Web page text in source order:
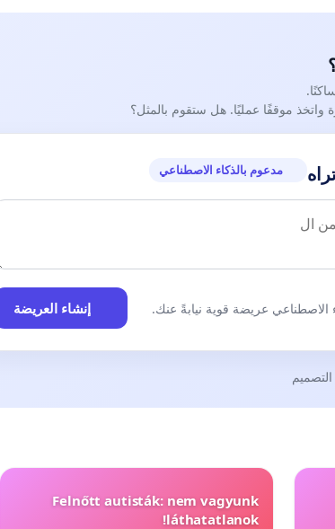
واتخذ موقفًا عمليًا. هل ستقوم بالمثل؟
مدعوم بالذكاء الاصطناعي
عريضة قوية نيابةً عنك. إنشاء العريضة
Felnőtt autisták: nem vagyunk
láthatatlanok!